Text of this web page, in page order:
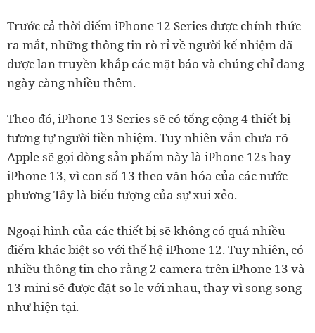
Trước cả thời điểm iPhone 12 Series được chính thức
ra mắt, những thông tin rò rỉ về người kế nhiệm đã
được lan truyền khắp các mặt báo và chúng chỉ đang
ngày càng nhiều thêm.
Theo đó, iPhone 13 Series sẽ có tổng cộng 4 thiết bị
tương tự người tiền nhiệm. Tuy nhiên vẫn chưa rõ
Apple sẽ gọi dòng sản phẩm này là iPhone 12s hay
iPhone 13, vì con số 13 theo văn hóa của các nước
phương Tây là biểu tượng của sự xui xẻo.
Ngoại hình của các thiết bị sẽ không có quá nhiều
điểm khác biệt so với thế hệ iPhone 12. Tuy nhiên, có
nhiều thông tin cho rằng 2 camera trên iPhone 13 và
13 mini sẽ được đặt so le với nhau, thay vì song song
như hiện tại.